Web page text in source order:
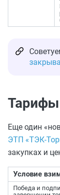
Тарифы
Еще один
ЭТП «ТЭК-
закупках и
Условие
Победа и